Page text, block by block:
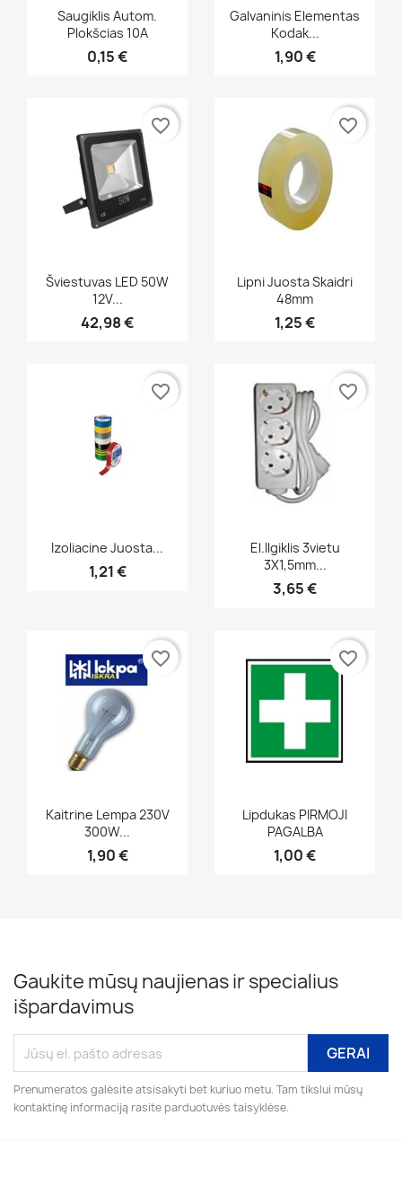
Greita peržiūra
Saugiklis Autom.
Plokšcias 10A
0,15 €
Greita peržiūra
Galvaninis Elementas
Kodak...
1,90 €
Greita peržiūra
Šviestuvas LED 50W
12V...
42,98 €
favorite_border
Greita peržiūra
Lipni Juosta Skaidri
48mm
1,25 €
favorite_border
Greita peržiūra
Izoliacine Juosta...
1,21 €
favorite_border
Greita peržiūra
El.ilgiklis 3vietu
3X1,5mm...
3,65 €
favorite_border
Greita peržiūra
Kaitrine Lempa 230V
300W...
1,90 €
favorite_border
Greita peržiūra
Lipdukas PIRMOJI
PAGALBA
1,00 €
favorite_border
Gaukite mūsų naujienas ir specialius
išpardavimus
Prenumeratos galėsite atsisakyti bet kuriuo metu. Tam tikslui mūsų
kontaktinę informaciją rasite parduotuvės taisyklėse.